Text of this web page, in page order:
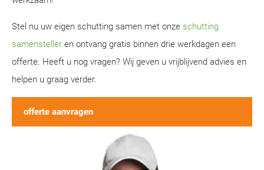
Stel nu uw eigen schutting samen met onze schutting
samensteller en ontvang gratis binnen drie werkdagen een
offerte. Heeft u nog vragen? Wij geven u vrijblijvend advies en
helpen u graag verder.
offerte aanvragen